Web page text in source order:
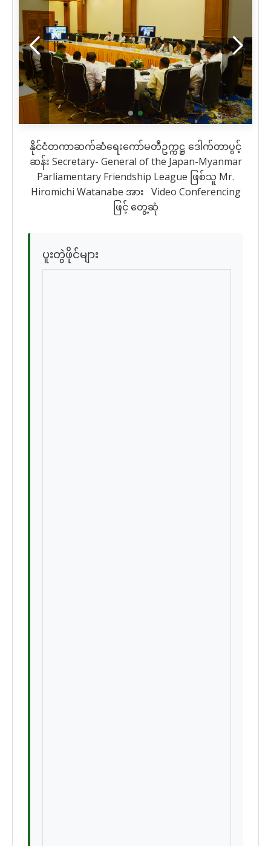
နိုင်ငံတကာဆက်ဆံရေးကော်မတီဥက္ကဋ္ဌ ဒေါက်တာပွင့်
ဆန်း Secretary- General of the Japan-Myanmar
Parliamentary Friendship League ဖြစ်သူ Mr.
Hiromichi Watanabe အား Video Conferencing
ဖြင့် တွေ့ဆုံ
ပူးတွဲဖိုင်များ